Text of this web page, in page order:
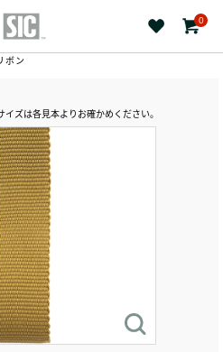
0
ボン
ズは各見本よりお確かめください。